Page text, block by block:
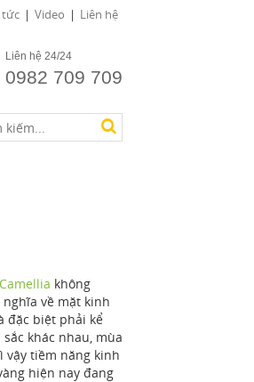
tức Video Liên hệ
Liên hệ 24/24
0982 709 709
Camellia không
về mặt kinh
đặc biệt phải kể
khác nhau, mùa
vậy tiềm năng kinh
hiện nay đang